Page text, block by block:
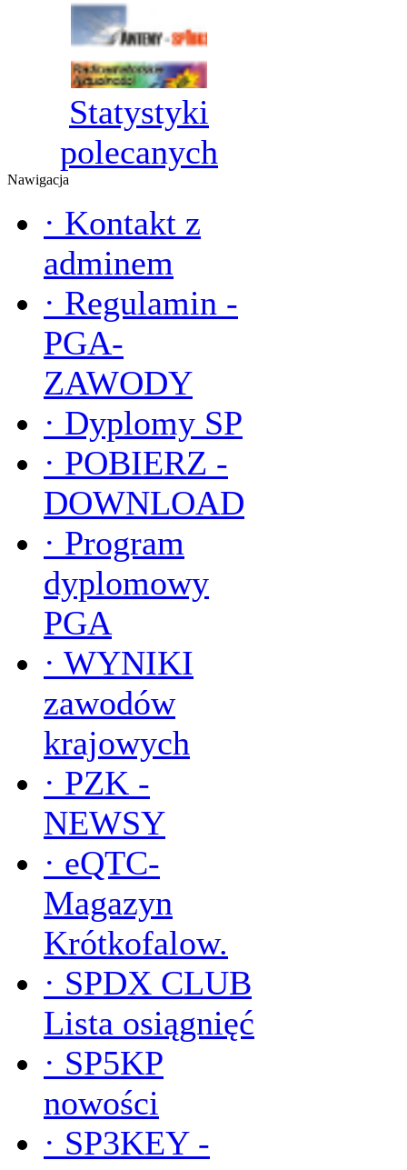
Statystyki
polecanych
Nawigacja
· Kontakt z
adminem
· Regulamin -
PGA-
ZAWODY
· Dyplomy SP
· POBIERZ -
DOWNLOAD
· Program
dyplomowy
PGA
· WYNIKI
zawodów
krajowych
· PZK -
NEWSY
· eQTC-
Magazyn
Krótkofalow.
· SPDX CLUB
Lista osiągnięć
· SP5KP
nowości
· SP3KEY -